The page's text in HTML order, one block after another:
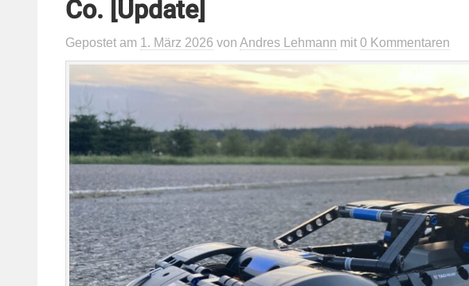
Co. [Update]
Gepostet am 1. März 2026 von Andres Lehmann mit 0 Kommentaren